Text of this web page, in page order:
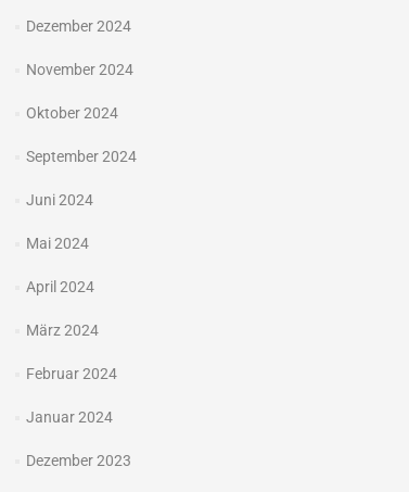
Dezember 2024
November 2024
Oktober 2024
September 2024
Juni 2024
Mai 2024
April 2024
März 2024
Februar 2024
Januar 2024
Dezember 2023